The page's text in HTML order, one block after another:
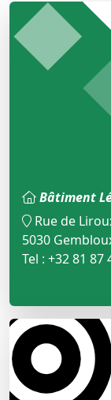
Bâtiment
Rue de
5030
Tel : +32 81 87